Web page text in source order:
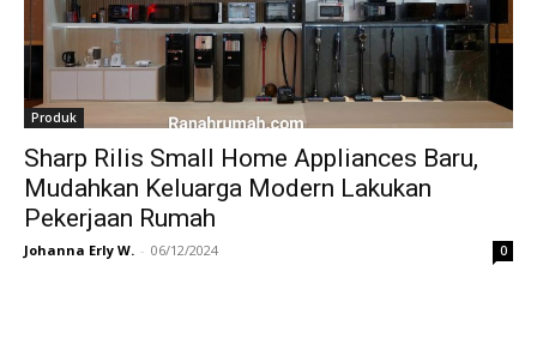
Produk
Sharp Rilis Small Home Appliances Baru,
Mudahkan Keluarga Modern Lakukan
Pekerjaan Rumah
Johanna Erly W. - 06/12/2024 0